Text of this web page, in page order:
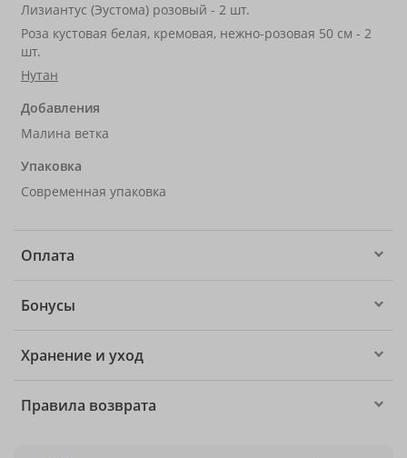
Лизиантус (Эустома) розовый - 2 шт.
Роза кустовая белая, кремовая, нежно-розовая 50 см - 2
шт.
Нутан
Добавления
Малина ветка
Упаковка
Современная упаковка
Оплата
Бонусы
Хранение и уход
Правила возврата